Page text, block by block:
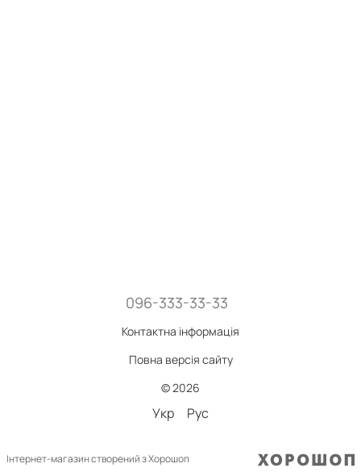
096-333-33-33
Контактна інформація
Повна версія сайту
© 2026
Укр Рус
Інтернет-магазин створений з Хорошоп